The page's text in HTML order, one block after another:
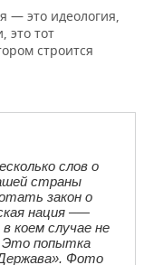
— это идеология,
это тот
строится
слов о
страны
закон о
нация –—
коем случае не
Это попытка
Фото